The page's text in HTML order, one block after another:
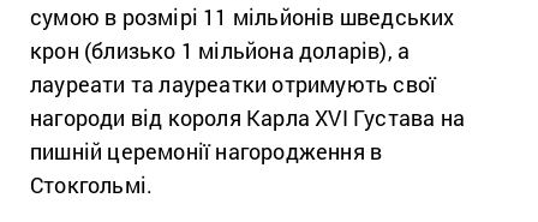
сумою в розмірі 11 мільйонів шведських
крон (близько 1 мільйона доларів), а
лауреати та лауреатки отримують свої
нагороди від короля Карла XVI Густава на
пишній церемонії нагородження в
Стокгольмі.